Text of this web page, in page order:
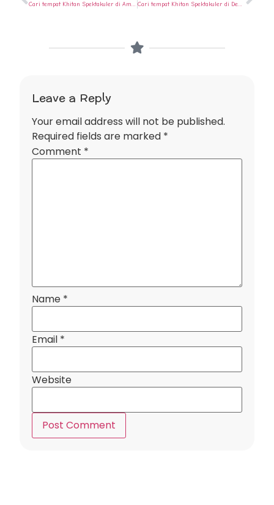
Cari tempat Khitan Spektakuler di Demak ? Ya di Rumah Sunat Semarang
Leave a Reply
Your email address will not be published.
Required fields are marked *
Comment *
Name *
Email *
Website